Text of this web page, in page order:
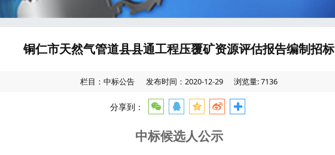
铜仁市天然气管道县县通工程压覆矿资源评估报告编制招标
栏目：中标公告 发布时间：2020-12-29 浏览量: 7136
分享到：
中标候选人公示